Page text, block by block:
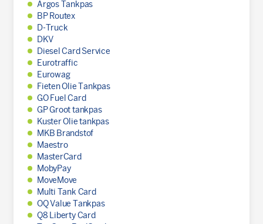
Argos Tankpas
BP Routex
D-Truck
DKV
Diesel Card Service
Eurotraffic
Eurowag
Fieten Olie Tankpas
GO Fuel Card
GP Groot tankpas
Kuster Olie tankpas
MKB Brandstof
Maestro
MasterCard
MobyPay
MoveMove
Multi Tank Card
OQ Value Tankpas
Q8 Liberty Card